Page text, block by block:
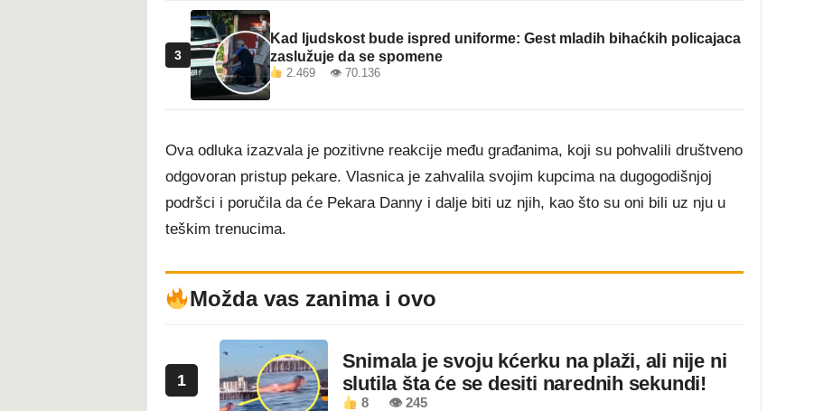
3
Kad ljudskost bude ispred uniforme: Gest mladih bihaćkih policajaca
zaslužuje da se spomene
2.469 👁 70.136
Ova odluka izazvala je pozitivne reakcije među građanima, koji su pohvalili društveno
odgovoran pristup pekare. Vlasnica je zahvalila svojim kupcima na dugogodišnjoj
podršci i poručila da će Pekara Danny i dalje biti uz njih, kao što su oni bili uz nju u
teškim trenucima.
Možda vas zanima i ovo
1
Snimala je svoju kćerku na plaži, ali nije ni
slutila šta će se desiti narednih sekundi!
8 👁 245